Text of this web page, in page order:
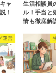
ャ
！
生活相談員
ル！手当と
情も徹底解
運営